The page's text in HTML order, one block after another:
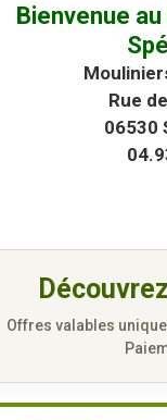
Bienvenue au
Rue
06530
Offres valables